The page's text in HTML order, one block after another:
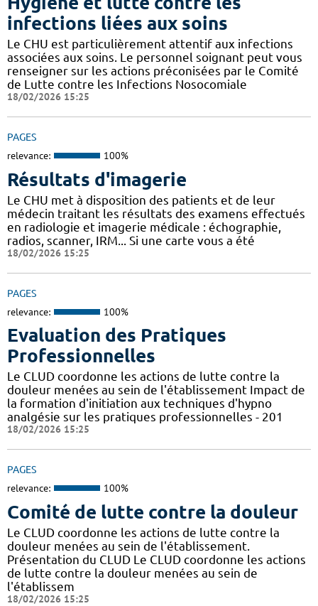
infections liées aux soins
Le CHU est particulièrement attentif aux infections
associées aux soins. Le personnel soignant peut vous
renseigner sur les actions préconisées par le Comité
de Lutte contre les Infections Nosocomiale
18/02/2026 15:25
PAGES
relevance: 100%
Résultats d'imagerie
Le CHU met à disposition des patients et de leur
médecin traitant les résultats des examens effectués
en radiologie et imagerie médicale : échographie,
radios, scanner, IRM... Si une carte vous a été
18/02/2026 15:25
PAGES
relevance: 100%
Evaluation des Pratiques
Professionnelles
Le CLUD coordonne les actions de lutte contre la
douleur menées au sein de l'établissement Impact de
la formation d'initiation aux techniques d'hypno
analgésie sur les pratiques professionnelles - 201
18/02/2026 15:25
PAGES
relevance: 100%
Comité de lutte contre la douleur
Le CLUD coordonne les actions de lutte contre la
douleur menées au sein de l'établissement.
Présentation du CLUD Le CLUD coordonne les actions
de lutte contre la douleur menées au sein de
l'établissem
18/02/2026 15:25